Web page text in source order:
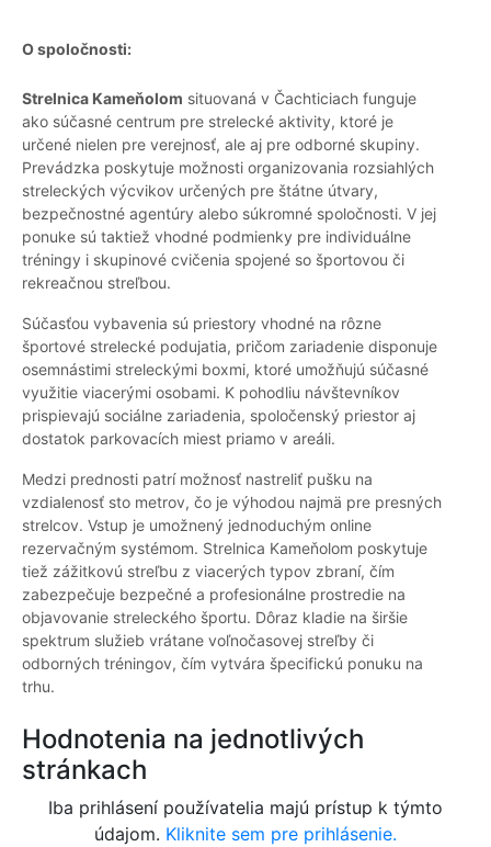
O spoločnosti:
Strelnica Kameňolom situovaná v Čachticiach funguje
ako súčasné centrum pre strelecké aktivity, ktoré je
určené nielen pre verejnosť, ale aj pre odborné skupiny.
Prevádzka poskytuje možnosti organizovania rozsiahlých
streleckých výcvikov určených pre štátne útvary,
bezpečnostné agentúry alebo súkromné spoločnosti. V jej
ponuke sú taktiež vhodné podmienky pre individuálne
tréningy i skupinové cvičenia spojené so športovou či
rekreačnou streľbou.
Súčasťou vybavenia sú priestory vhodné na rôzne
športové strelecké podujatia, pričom zariadenie disponuje
osemnástimi streleckými boxmi, ktoré umožňujú súčasné
využitie viacerými osobami. K pohodliu návštevníkov
prispievajú sociálne zariadenia, spoločenský priestor aj
dostatok parkovacích miest priamo v areáli.
Medzi prednosti patrí možnosť nastreliť pušku na
vzdialenosť sto metrov, čo je výhodou najmä pre presných
strelcov. Vstup je umožnený jednoduchým online
rezervačným systémom. Strelnica Kameňolom poskytuje
tiež zážitkovú streľbu z viacerých typov zbraní, čím
zabezpečuje bezpečné a profesionálne prostredie na
objavovanie streleckého športu. Dôraz kladie na širšie
spektrum služieb vrátane voľnočasovej streľby či
odborných tréningov, čím vytvára špecifickú ponuku na
trhu.
Hodnotenia na jednotlivých
stránkach
Iba prihlásení používatelia majú prístup k týmto
údajom. Kliknite sem pre prihlásenie.